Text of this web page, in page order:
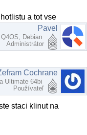
a tot vse
Pavel
Q4OS, Debian
Administrátor
Cochrane
Ultimate 64bi
Používateľ
staci klinut na